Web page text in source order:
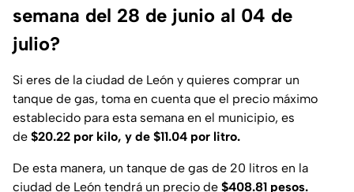
semana del 28 de junio al 04 de
julio?
Si eres de la ciudad de León y quieres comprar un
tanque de gas, toma en cuenta que el precio máximo
establecido para esta semana en el municipio, es
de $20.22 por kilo, y de $11.04 por litro.
De esta manera, un tanque de gas de 20 litros en la
ciudad de León tendrá un precio de $408.81 pesos.